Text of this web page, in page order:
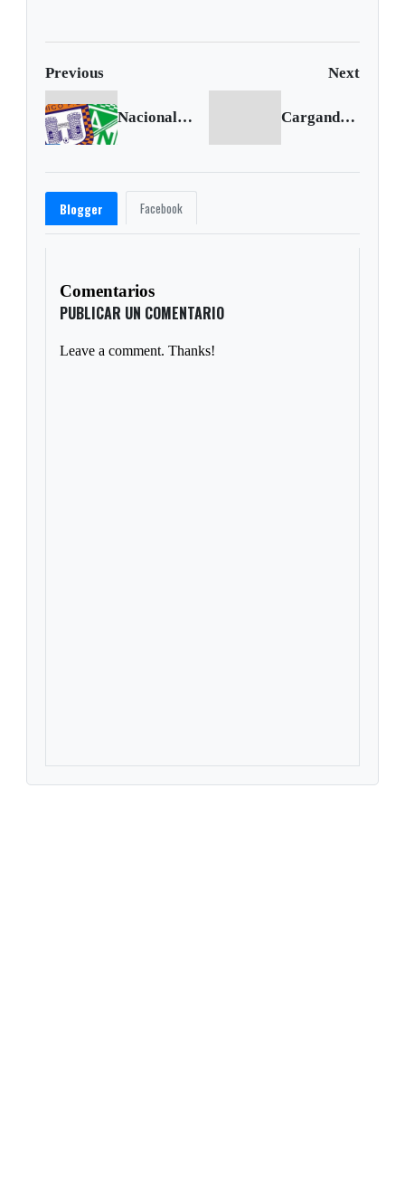
Previous Next
Nacional no pudo sacarse ‘la espinita’ Cargando siguiente...
Blogger Facebook
Comentarios
PUBLICAR UN COMENTARIO
Leave a comment. Thanks!